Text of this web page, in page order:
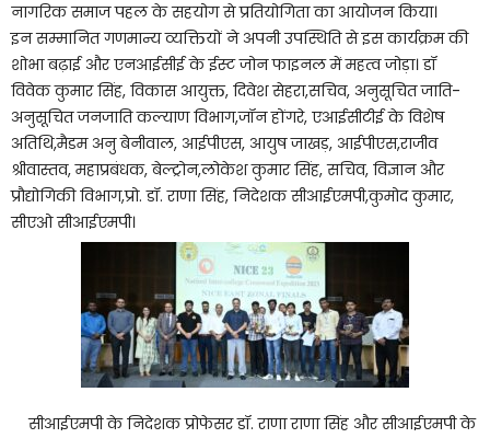
नागरिक समाज पहल के सहयोग से प्रतियोगिता का आयोजन किया।
इन सम्मानित गणमान्य व्यक्तियों ने अपनी उपस्थिति से इस कार्यक्रम की
शोभा बढ़ाई और एनआईसीई के ईस्ट जोन फाइनल में महत्व जोड़ा। डॉ
विवेक कुमार सिंह, विकास आयुक्त, दिवेश सेहरा,सचिव, अनुसूचित जाति-
अनुसूचित जनजाति कल्याण विभाग,जॉन होंगरे, एआईसीटीई के विशेष
अतिथि,मैडम अनु बेनीवाल, आईपीएस, आयुष जाखड़, आईपीएस,राजीव
श्रीवास्तव, महाप्रबंधक, बेल्ट्रोन,लोकेश कुमार सिंह, सचिव, विज्ञान और
प्रौद्योगिकी विभाग,प्रो. डॉ. राणा सिंह, निदेशक सीआईएमपी,कुमोद कुमार,
सीएओ सीआईएमपी।
सीआईएमपी के निदेशक प्रोफेसर डॉ. राणा राणा सिंह और सीआईएमपी के